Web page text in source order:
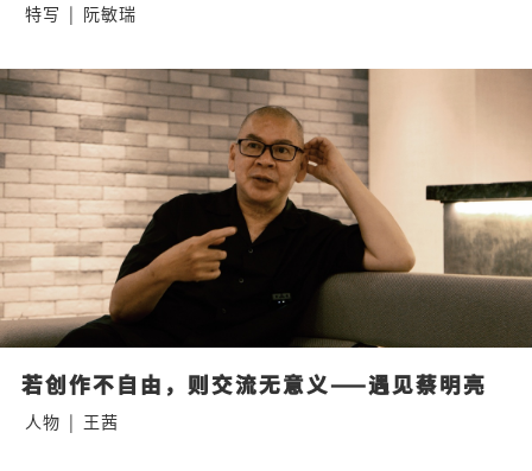
特写 | 阮敏瑞
若创作不自由，则交流无意义——遇见蔡明亮
人物 | 王茜